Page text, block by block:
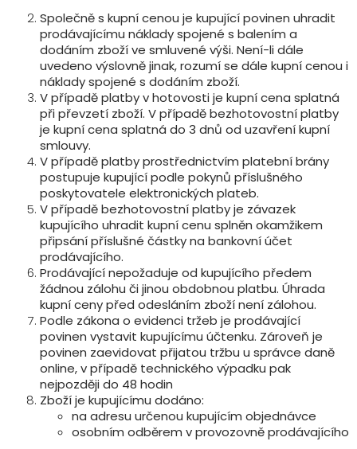
Společně s kupní cenou je kupující povinen uhradit
prodávajícímu náklady spojené s balením a
dodáním zboží ve smluvené výši. Není-li dále
uvedeno výslovně jinak, rozumí se dále kupní cenou i
náklady spojené s dodáním zboží.
V případě platby v hotovosti je kupní cena splatná
při převzetí zboží. V případě bezhotovostní platby
je kupní cena splatná do 3 dnů od uzavření kupní
smlouvy.
V případě platby prostřednictvím platební brány
postupuje kupující podle pokynů příslušného
poskytovatele elektronických plateb.
V případě bezhotovostní platby je závazek
kupujícího uhradit kupní cenu splněn okamžikem
připsání příslušné částky na bankovní účet
prodávajícího.
Prodávající nepožaduje od kupujícího předem
žádnou zálohu či jinou obdobnou platbu. Úhrada
kupní ceny před odesláním zboží není zálohou.
Podle zákona o evidenci tržeb je prodávající
povinen vystavit kupujícímu účtenku. Zároveň je
povinen zaevidovat přijatou tržbu u správce daně
online, v případě technického výpadku pak
nejpozději do 48 hodin
Zboží je kupujícímu dodáno:
na adresu určenou kupujícím objednávce
osobním odběrem v provozovně prodávajícího